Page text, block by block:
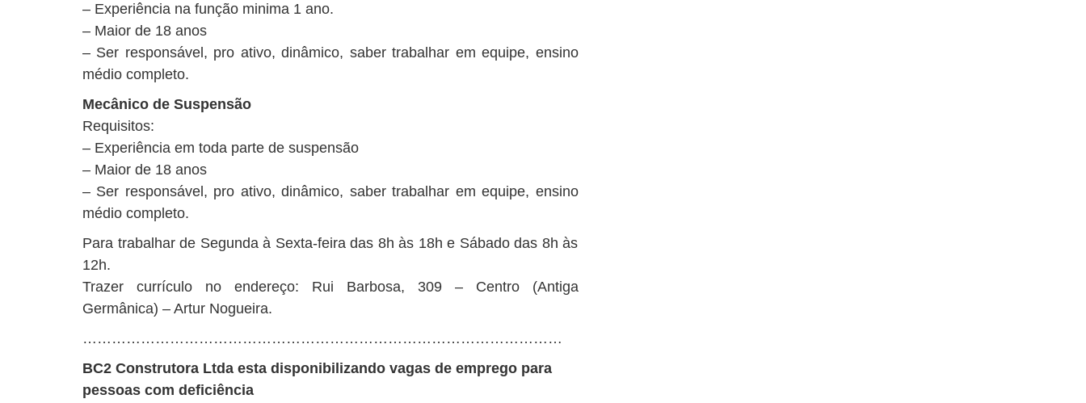
– Experiência na função minima 1 ano.
– Maior de 18 anos
– Ser responsável, pro ativo, dinâmico, saber trabalhar em equipe, ensino
médio completo.
Mecânico de Suspensão
Requisitos:
– Experiência em toda parte de suspensão
– Maior de 18 anos
– Ser responsável, pro ativo, dinâmico, saber trabalhar em equipe, ensino
médio completo.
Para trabalhar de Segunda à Sexta-feira das 8h às 18h e Sábado das 8h às
12h.
Trazer currículo no endereço: Rui Barbosa, 309 – Centro (Antiga
Germânica) – Artur Nogueira.
………………………………………………………………………………………
BC2 Construtora Ltda esta disponibilizando vagas de emprego para
pessoas com deficiência